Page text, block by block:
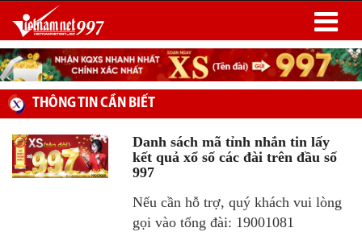
THÔNG TIN CẦN BIẾT
Danh sách mã tỉnh nhắn tin lấy
kết quả xổ số các đài trên đầu số
997
Nếu cần hỗ trợ, quý khách vui lòng
gọi vào tổng đài: 19001081